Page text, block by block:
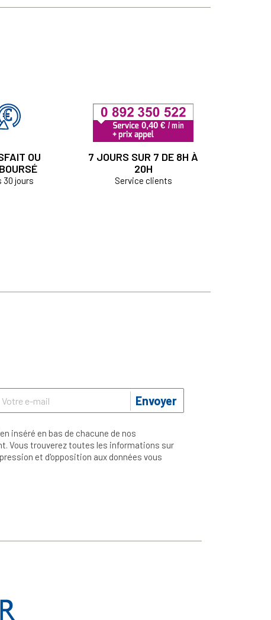
OU
30 jours
7 JOURS SUR 7 DE 8H À
20H
Service clients
Envoyer
inséré en bas de chacune de nos
Vous trouverez toutes les informations sur
et d'opposition aux données vous